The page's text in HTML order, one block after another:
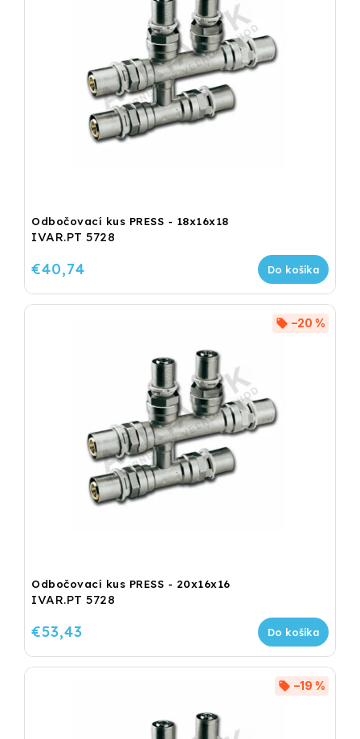
Odbočovací kus PRESS - 18x16x18
IVAR.PT 5728
€40,74 Do košíka
Odbočovací kus PRESS - 20x16x16
IVAR.PT 5728
–20 %
€53,43 Do košíka
–19 %